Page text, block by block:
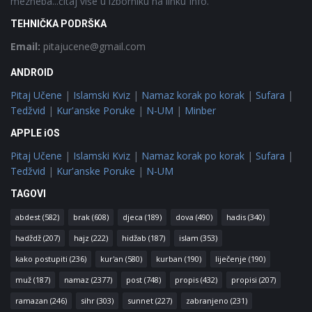
TEHNIČKA PODRŠKA
Email: pitajucene@gmail.com
ANDROID
Pitaj Učene | Islamski Kviz | Namaz korak po korak | Sufara |
Tedžvid | Kur'anske Poruke | N-UM | Minber
APPLE iOS
Pitaj Učene | Islamski Kviz | Namaz korak po korak | Sufara |
Tedžvid | Kur'anske Poruke | N-UM
TAGOVI
abdest (582) brak (608) djeca (189) dova (490) hadis (340)
hadždž (207) hajz (222) hidžab (187) islam (353)
kako postupiti (236) kur'an (580) kurban (190) liječenje (190)
muž (187) namaz (2377) post (748) propis (432) propisi (207)
ramazan (246) sihr (303) sunnet (227) zabranjeno (231)